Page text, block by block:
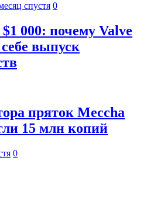
спустя 0
000: почему Valve
выпуск
пряток Meccha
15 млн копий
0